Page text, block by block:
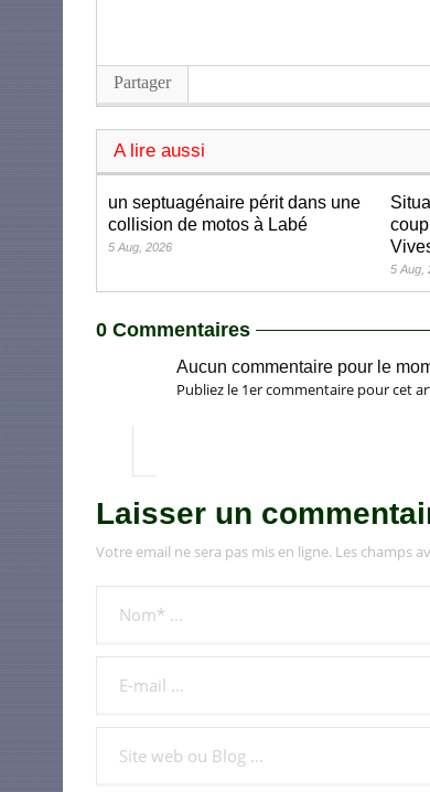
Partager
A lire aussi
un septuagénaire périt dans une
collision de motos à Labé
5 Aug, 2026
5 Aug,
0 Commentaires
Aucun commentaire pour le
Publiez le 1er commentaire pour cet
Laisser un
Votre email ne sera pas mis en ligne. Les champs